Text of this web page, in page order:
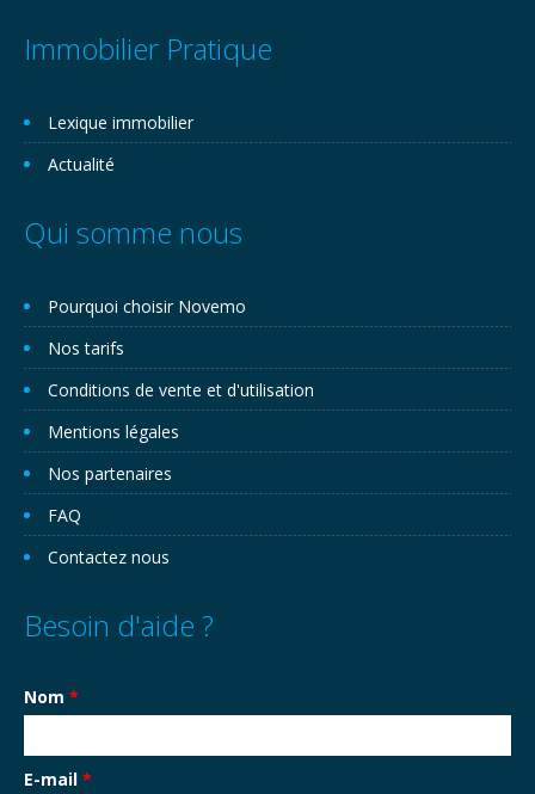
Immobilier Pratique
Lexique immobilier
Actualité
Qui somme nous
Pourquoi choisir Novemo
Nos tarifs
Conditions de vente et d'utilisation
Mentions légales
Nos partenaires
FAQ
Contactez nous
Besoin d'aide ?
Nom *
E-mail *